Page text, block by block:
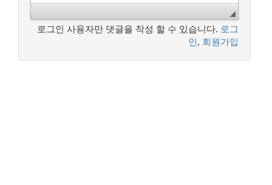
로그인 사용자만 댓글을 작성 할 수 있습니다. 로그
인 , 회원가입